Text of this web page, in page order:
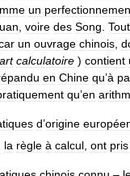
un
voire des Song
un ouvrage chinois
art calculatoire ) contient
en Chine qu’à
qu’en
d’origine
la règle à calcul ont pris